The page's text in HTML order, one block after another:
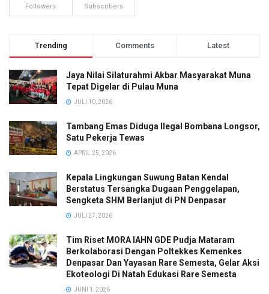
Followers Subscribers
Trending Comments Latest
Jaya Nilai Silaturahmi Akbar Masyarakat Muna
Tepat Digelar di Pulau Muna
JULI 10, 2026
Tambang Emas Diduga Ilegal Bombana Longsor,
Satu Pekerja Tewas
APRIL 25, 2026
Kepala Lingkungan Suwung Batan Kendal
Berstatus Tersangka Dugaan Penggelapan,
Sengketa SHM Berlanjut di PN Denpasar
JULI 27, 2026
Tim Riset MORA IAHN GDE Pudja Mataram
Berkolaborasi Dengan Poltekkes Kemenkes
Denpasar Dan Yayasan Rare Semesta, Gelar Aksi
Ekoteologi Di Natah Edukasi Rare Semesta
JUNI 1, 2026